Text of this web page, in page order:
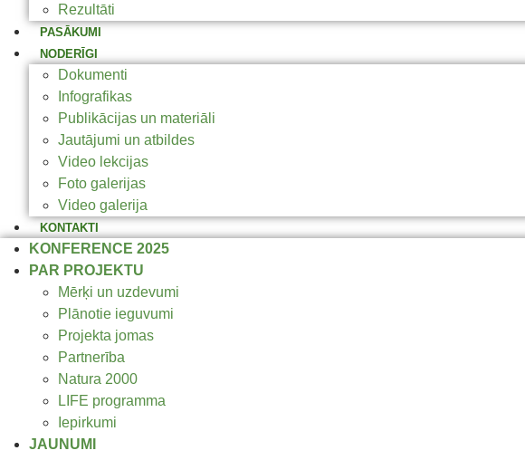
Rezultāti
PASĀKUMI
NODERĪGI
Dokumenti
Infografikas
Publikācijas un materiāli
Jautājumi un atbildes
Video lekcijas
Foto galerijas
Video galerija
KONTAKTI
KONFERENCE 2025
PAR PROJEKTU
Mērķi un uzdevumi
Plānotie ieguvumi
Projekta jomas
Partnerība
Natura 2000
LIFE programma
Iepirkumi
JAUNUMI